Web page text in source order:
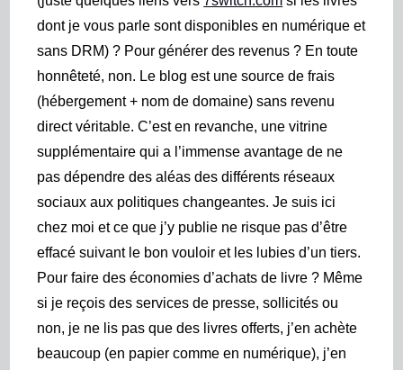
dont je vous parle sont disponibles en numérique et
sans DRM) ? Pour générer des revenus ? En toute
honnêteté, non. Le blog est une source de frais
(hébergement + nom de domaine) sans revenu
direct véritable. C’est en revanche, une vitrine
supplémentaire qui a l’immense avantage de ne
pas dépendre des aléas des différents réseaux
sociaux aux politiques changeantes. Je suis ici
chez moi et ce que j’y publie ne risque pas d’être
effacé suivant le bon vouloir et les lubies d’un tiers.
Pour faire des économies d’achats de livre ? Même
si je reçois des services de presse, sollicités ou
non, je ne lis pas que des livres offerts, j’en achète
beaucoup (en papier comme en numérique), j’en